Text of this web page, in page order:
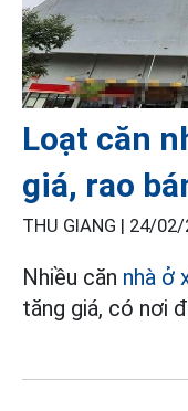
Loạt căn
giá, rao
THU GIANG | 24/02/
Nhiều căn nhà ở
tăng giá, có nơi